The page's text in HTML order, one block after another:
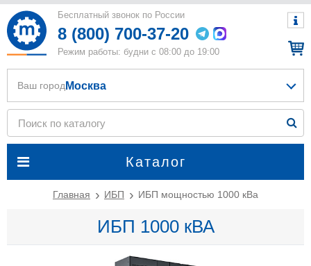
Бесплатный звонок по России
8 (800) 700-37-20
Режим работы: будни с 08:00 до 19:00
Каталог
Ваш город Москва
Главная ИБП ИБП мощностью 1000 кВа
ИБП 1000 кВА